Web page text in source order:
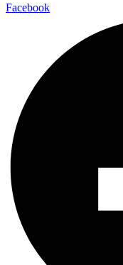
Facebook